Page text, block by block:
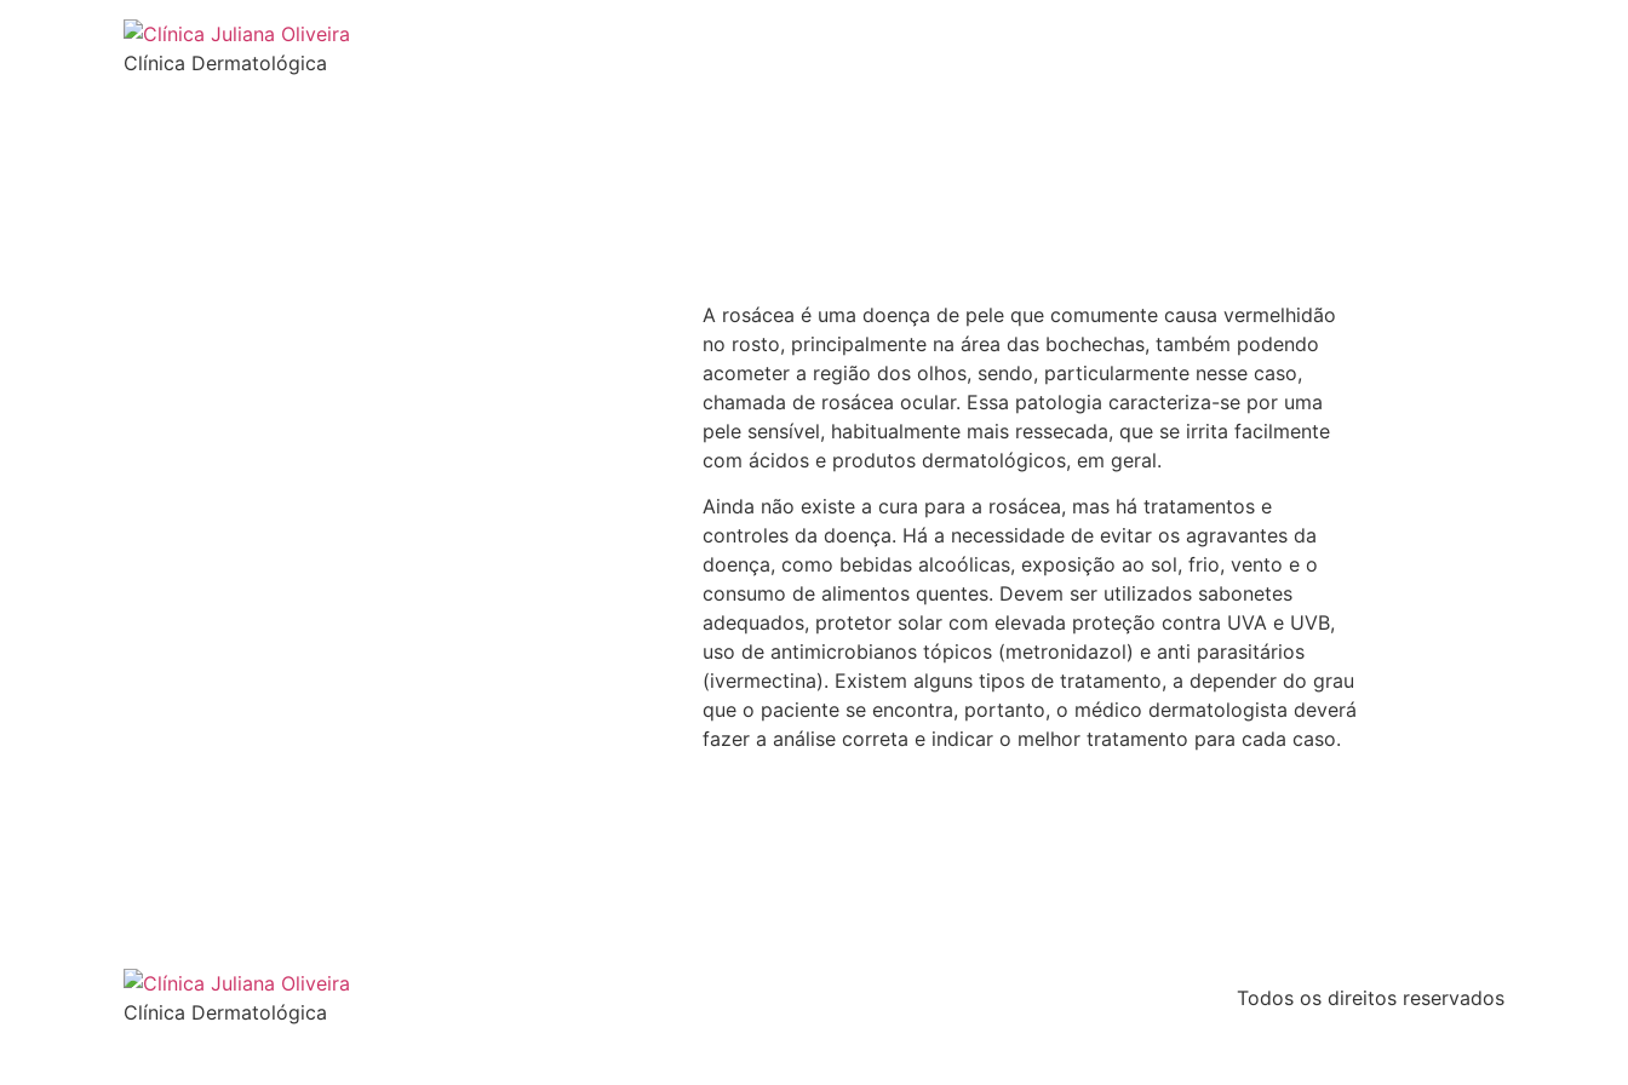
Clínica Dermatológica
A rosácea é uma doença de pele que comumente causa vermelhidão
no rosto, principalmente na área das bochechas, também podendo
acometer a região dos olhos, sendo, particularmente nesse caso,
chamada de rosácea ocular. Essa patologia caracteriza-se por uma
pele sensível, habitualmente mais ressecada, que se irrita facilmente
com ácidos e produtos dermatológicos, em geral.
Ainda não existe a cura para a rosácea, mas há tratamentos e
controles da doença. Há a necessidade de evitar os agravantes da
doença, como bebidas alcoólicas, exposição ao sol, frio, vento e o
consumo de alimentos quentes. Devem ser utilizados sabonetes
adequados, protetor solar com elevada proteção contra UVA e UVB,
uso de antimicrobianos tópicos (metronidazol) e anti parasitários
(ivermectina). Existem alguns tipos de tratamento, a depender do grau
que o paciente se encontra, portanto, o médico dermatologista deverá
fazer a análise correta e indicar o melhor tratamento para cada caso.
Clínica Dermatológica
Todos os direitos reservados